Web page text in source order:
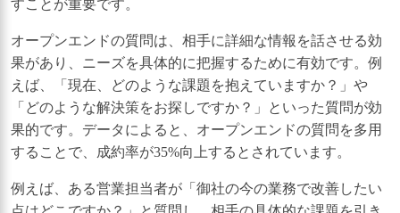
すことが重要です。
オープンエンドの質問は、相手に詳細な情報を話させる効
果があり、ニーズを具体的に把握するために有効です。例
えば、「現在、どのような課題を抱えていますか？」や
「どのような解決策をお探しですか？」といった質問が効
果的です。データによると、オープンエンドの質問を多用
することで、成約率が35%向上するとされています。
例えば、ある営業担当者が「御社の今の業務で改善したい